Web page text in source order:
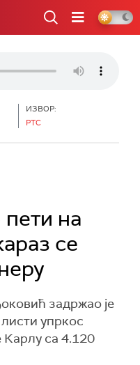
ИЗВОР:
РТС
на
се
задржао је
упркос
са 4.120